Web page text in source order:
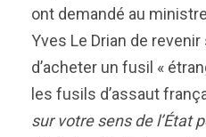
ont demandé au
Yves Le Drian de
d’acheter un fusil «
les fusils d’assaut
sur votre sens de l’État